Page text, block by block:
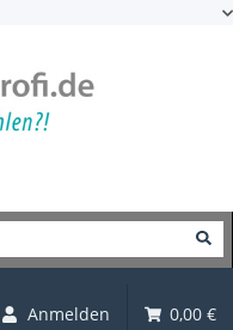
Anmelden 0,00 €